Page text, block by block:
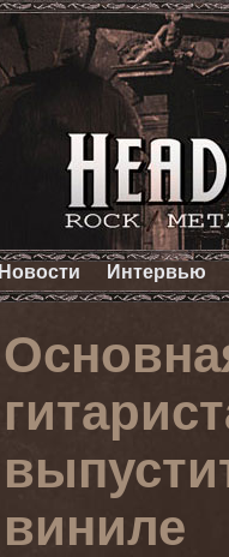
Новости Интервью
виниле